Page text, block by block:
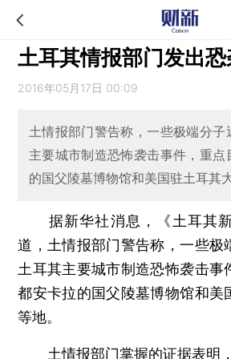
土耳其情报部门发出
2016年05月17日 00:09
土情报部门警告称，一些极端分子
主要城市制造恐怖袭击事件，重点
的国父陵墓博物馆和美国驻土耳其
据新华社消息，《土耳其新
道，土情报部门警告称，一些极
土耳其主要城市制造恐怖袭击事
都安卡拉的国父陵墓博物馆和美
等地。
土情报部门掌握的证据表明，